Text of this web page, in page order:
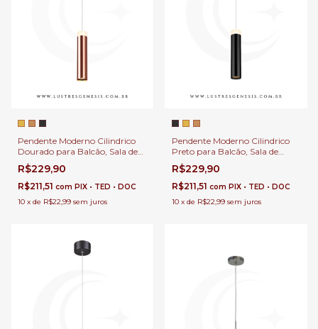
Pendente Moderno Cilindrico
Dourado para Balcão, Sala de
Jantar e Lavabo
R$229,90
R$211,51 com PIX • TED • DOC
10 x de R$22,99 sem juros
Pendente Moderno Cilindrico
Preto para Balcão, Sala de
Jantar e Lavabo
R$229,90
R$211,51 com PIX • TED • DOC
10 x de R$22,99 sem juros